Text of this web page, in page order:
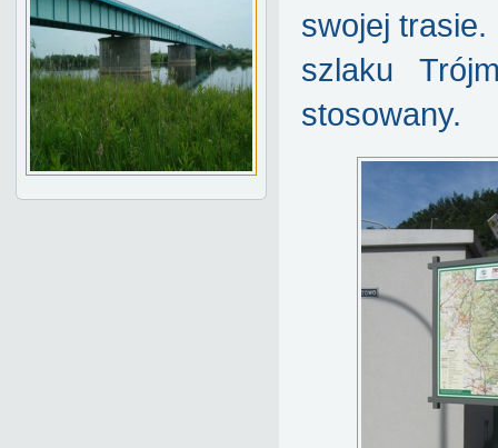
swojej trasie.
szlaku
stosowany.